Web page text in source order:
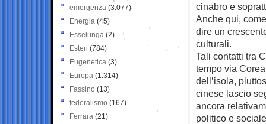
cinabro e
Anche qui,
dire un
culturali.
Tali contatti tra
tempo via
dell’isola,
cinese lascio
ancora
politico e
emergenza (3.077)
Energia (45)
Esselunga (2)
Esteri (784)
Eugenetica (3)
Europa (1.314)
Fassino (13)
federalismo (167)
Ferrara (21)